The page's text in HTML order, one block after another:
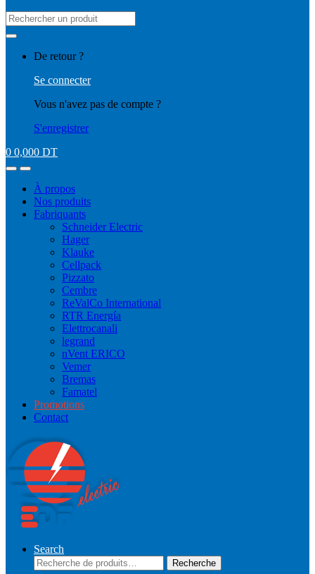
Search
for:
De retour ?
Se connecter
Vous n'avez pas de compte ?
S'enregistrer
0 0,000 DT
À propos
Nos produits
Fabriquants
Schneider Electric
Hager
Klauke
Cellpack
Pizzato
Cembre
ReValCo International
RTR Energía
Elettrocanali
legrand
nVent ERICO
Vemer
Bremas
Famatel
Promotions
Contact
Search
Recherche
Recherche